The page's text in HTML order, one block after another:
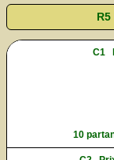
R5
C1
10